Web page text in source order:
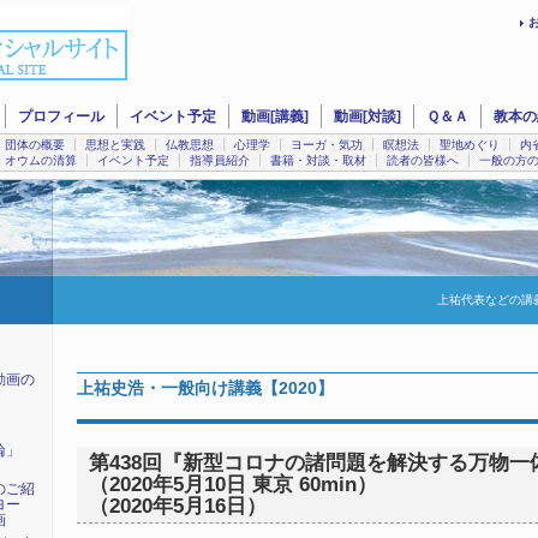
プロフィール イベント予定 動画[講義] 動画[対談] Ｑ＆Ａ 教本
団体の概要 思想と実践 仏教思想 心理学 ヨーガ・気功 瞑想法 聖地めぐり
内
オウムの清算
イベント予定 指導員紹介 書籍・対談・取材 読者の皆様へ 一般の方
上祐代表などの講
上祐史浩・一般向け講義【2020】
第438回『新型コロナの諸問題を解決する万物一
（2020年5月10日 東京 60min）
（2020年5月16日）
画の
ご紹
ー